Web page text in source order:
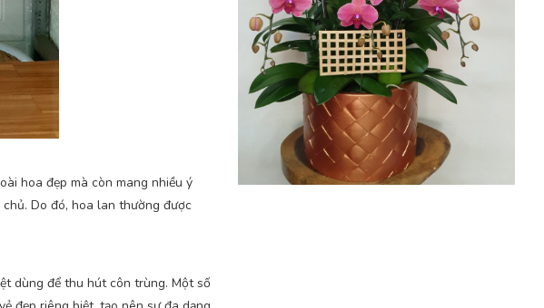
hoa đẹp mà còn mang nhiều ý
Do đó, hoa lan thường được
dùng để thu hút côn trùng. Một số